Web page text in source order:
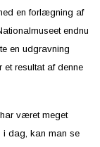
en forlægning af
endnu
en udgravning
resultat af denne
været meget
i dag, kan man se